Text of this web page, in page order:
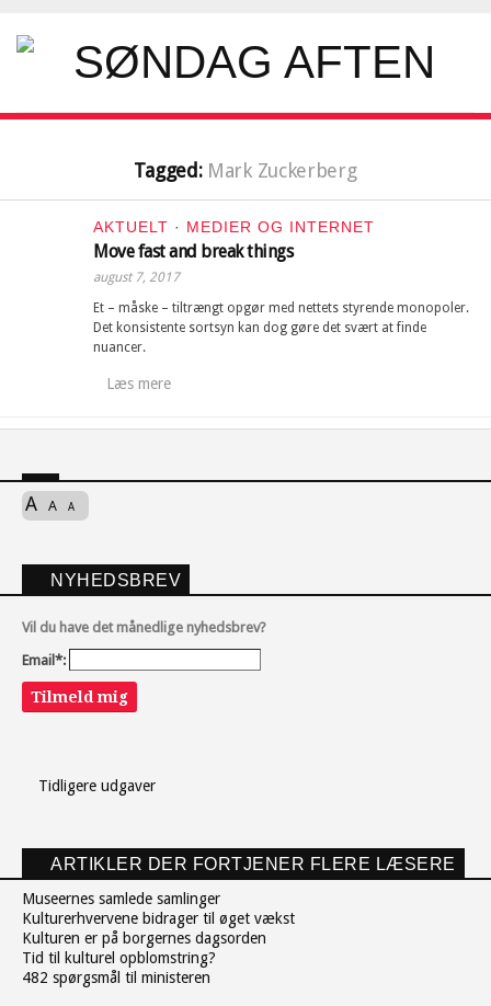
Tagged: Mark Zuckerberg
AKTUELT · MEDIER OG INTERNET
Move fast and break things
august 7, 2017
Et – måske – tiltrængt opgør med nettets styrende monopoler.
Det konsistente sortsyn kan dog gøre det svært at finde
nuancer.
Læs mere
A A A
NYHEDSBREV
Vil du have det månedlige nyhedsbrev?
Email*:
Tilmeld mig
Tidligere udgaver
ARTIKLER DER FORTJENER FLERE LÆSERE
Museernes samlede samlinger
Kulturerhvervene bidrager til øget vækst
Kulturen er på borgernes dagsorden
Tid til kulturel opblomstring?
482 spørgsmål til ministeren